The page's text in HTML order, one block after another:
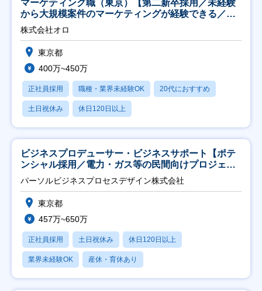
マーケティング職（東京）【第二新卒採用／未経験
から大規模案件のマーケティングが経験できる／研
修充実】
株式会社オロ
東京都
400万~450万
正社員採用 職種・業界未経験OK 20代におすすめ
土日祝休み 休日120日以上
ビジネスプロデューサー・ビジネスサポート【ポテ
ンシャル採用／電力・ガス等の民間向けプロジェク
ト推進】
パーソルビジネスプロセスデザイン株式会社
東京都
457万~650万
正社員採用 土日祝休み 休日120日以上
業界未経験OK 産休・育休あり